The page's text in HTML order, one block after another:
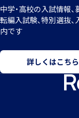
中学・高校の入試情報
転編入試験、特別選抜
内です
詳しくはこちら
高校入試